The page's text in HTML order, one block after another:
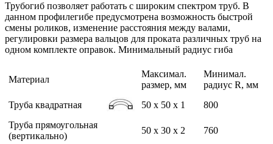
Трубогиб позволяет работать с широким спектром труб. В
данном профилегибе предусмотрена возможность быстрой
смены роликов, изменение расстояния между валами,
регулировки размера вальцов для проката различных труб на
одном комплекте оправок. Минимальный радиус гиба
Материал
Максимал.
размер, мм
Минимал.
радиус R, мм
Труба квадратная
50 x 50 х 1
800
Труба прямоугольная
(вертикально)
50 х 30 х 2 760